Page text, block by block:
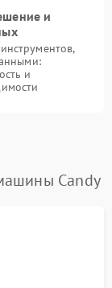
и
и
Candy